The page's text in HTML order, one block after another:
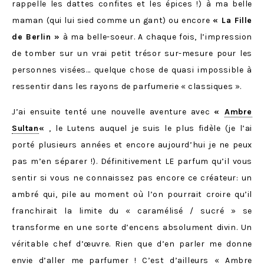
rappelle les dattes confites et les épices !) à ma belle
maman (qui lui sied comme un gant) ou encore« La Fille
de Berlin » à ma belle-soeur. A chaque fois, l’impression
de tomber sur un vrai petit trésor sur-mesure pour les
personnes visées… quelque chose de quasi impossible à
ressentir dans les rayons de parfumerie « classiques ».
J’ai ensuite tenté une nouvelle aventure avec« Ambre
Sultan« , le Lutens auquel je suis le plus fidèle (je l’ai
porté plusieurs années et encore aujourd’hui je ne peux
pas m’en séparer !). Définitivement LE parfum qu’il vous
sentir si vous ne connaissez pas encore ce créateur: un
ambré qui, pile au moment où l’on pourrait croire qu’il
franchirait la limite du « caramélisé / sucré » se
transforme en une sorte d’encens absolument divin. Un
véritable chef d’œuvre. Rien que d’en parler me donne
envie d’aller me parfumer ! C’est d’ailleurs « Ambre